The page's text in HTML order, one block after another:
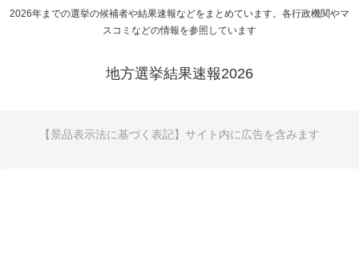
2026年までの選挙の候補者や結果速報などをまとめています。各行政機関やマ
スコミなどの情報を参照しています
地方選挙結果速報2026
【景品表示法に基づく表記】サイト内に広告を含みます